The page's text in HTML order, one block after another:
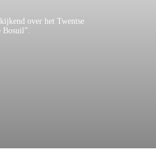
over het Twentse
Bosuil”.